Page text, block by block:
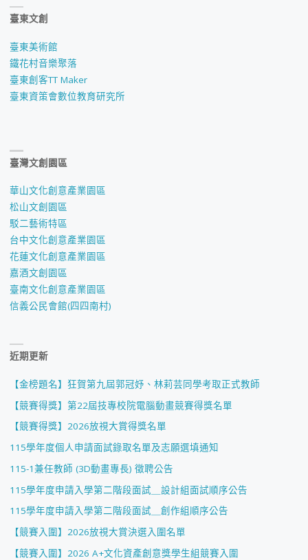
臺東文創
臺東美術館
鐵花村音樂聚落
臺東創客TT Maker
臺東資策會數位教育研究所
臺灣文創園區
華山文化創意產業園區
松山文創園區
駁二藝術特區
台中文化創意產業園區
花蓮文化創意產業園區
嘉酒文創園區
臺南文化創意產業園區
信義公民會館(四四南村)
近期更新
【金榜題名】狂賀第九屆郭冠妤、林莉芸同學考取正式教師
【競賽得獎】第22屆技專校院電腦動畫競賽得獎名單
【競賽得獎】2026放視大賞得獎名單
115學年度個人申請面試錄取名單及志願選填通知
115-1兼任教師 (3D動畫專長) 徵聘公告
115學年度申請入學第二階段面試＿設計組面試順序公告
115學年度申請入學第二階段面試＿創作組順序公告
【競賽入圍】2026放視大賞決選入圍名單
【競賽入圍】2026 A+文化資產創意獎學生組競賽入圍